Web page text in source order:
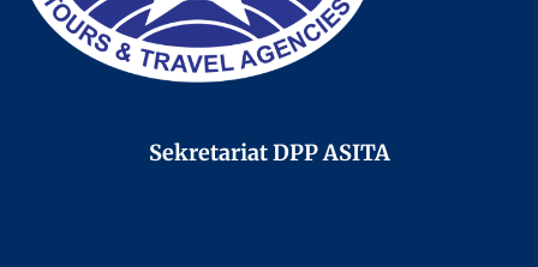
Sekretariat DPP ASITA